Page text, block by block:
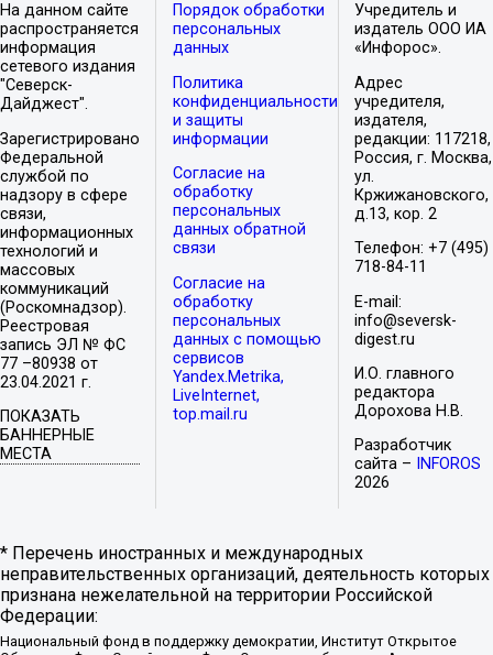
На данном сайте
распространяется
информация
сетевого издания
"Северск-
Дайджест".
Зарегистрировано
Федеральной
службой по
надзору в сфере
связи,
информационных
технологий и
массовых
коммуникаций
(Роскомнадзор).
Реестровая
запись ЭЛ № ФС
77 –80938 от
23.04.2021 г.
ПОКАЗАТЬ
БАННЕРНЫЕ
МЕСТА
Порядок обработки
персональных
данных
Политика
конфиденциальности
и защиты
информации
Согласие на
обработку
персональных
данных обратной
связи
Согласие на
обработку
персональных
данных с помощью
сервисов
Yandex.Metrika,
LiveInternet,
top.mail.ru
Учредитель и
издатель ООО ИА
«Инфорос».
Адрес
учредителя,
издателя,
редакции: 117218,
Россия, г. Москва,
ул.
Кржижановского,
д.13, кор. 2
Телефон: +7 (495)
718-84-11
E-mail:
info@seversk-
digest.ru
И.О. главного
редактора
Дорохова Н.В.
Разработчик
сайта –
INFOROS
2026
* Перечень иностранных и международных
неправительственных организаций, деятельность которых
признана нежелательной на территории Российской
Федерации:
Национальный фонд в поддержку демократии, Институт Открытое